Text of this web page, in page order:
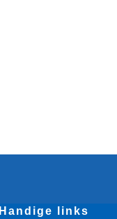
Handige links